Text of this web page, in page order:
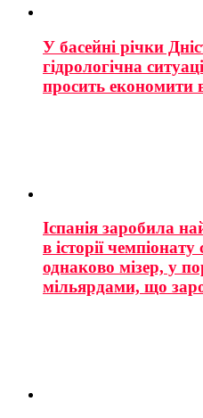
У басейні річки
гідрологічна
просить економити
Іспанія заробила
в історії
однаково мізер, у
мільярдами, що